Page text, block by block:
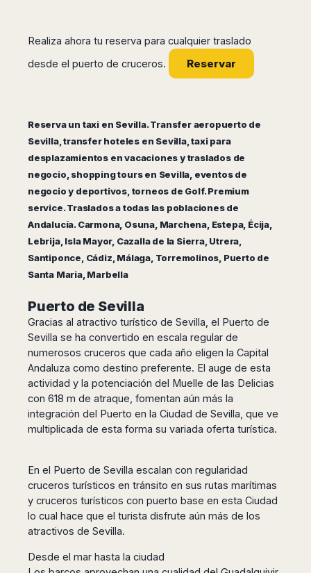
Birmingham
Glasgow
Manchester
Nottingham
Southampton
Ireland
Cork
Dublin
Galway
France
Paris
Bordeaux
Lille
Marseille
Montpellier
Tolouse
Germany
Berlin
Stuttgart
Dortmund
Bonn
Palermo
Trapani
Poland
Gdańsk
Katowice
Kraków
Łódź
Warszawa
Wrocław
Lisbon
Porto
Faro
Morocco
Marrakech
Casablanca
Agadir
Essaouira
China
Beijing
Guangzhou
Pogdorica
Moscow
St
Petersburg
Split
Zagreb
Dubrovnik
Pula
Rijeka
Zadar
Ljubijana
Sarajevo
Tuzla
Maribor
Novo
Mesto
Sofia
Australia
Melbourne
Adelaide
Perth
Brisbane
Gold
Canberra
Cam
Da
Lat
Ho
Chu
Minh
Bacolod
Lapu-
Lapu
Hong
Kong
Singapore
Bali
Penang
/
George
Town
Kuching
Kinabalu
Oakland
Pittsburgh
Toronto
Vancouver
Montreal
Mexico
Monterrey
Mexico
City
Toluca
José
del
Cabo
Guadalajara
Cancún
Mérida
Argentina
Buenos
Bariloche
Puerto
Brasil
Realiza ahora tu reserva para cualquier traslado
desde el puerto de cruceros.
Reservar
Reserva un taxi en Sevilla. Transfer aeropuerto de
Sevilla, transfer hoteles en Sevilla, taxi para
desplazamientos en vacaciones y traslados de
negocio, shopping tours en Sevilla, eventos de
negocio y deportivos, torneos de Golf. Premium
service. Traslados a todas las poblaciones de
Andalucía. Carmona, Osuna, Marchena, Estepa, Écija,
Lebrija, Isla Mayor, Cazalla de la Sierra, Utrera,
Santiponce, Cádiz, Málaga, Torremolinos, Puerto de
Santa Maria, Marbella
Puerto de Sevilla
Gracias al atractivo turístico de Sevilla, el Puerto de
Sevilla se ha convertido en escala regular de
numerosos cruceros que cada año eligen la Capital
Andaluza como destino preferente. El auge de esta
actividad y la potenciación del Muelle de las Delicias
con 618 m de atraque, fomentan aún más la
integración del Puerto en la Ciudad de Sevilla, que ve
multiplicada de esta forma su variada oferta turística.
En el Puerto de Sevilla escalan con regularidad
cruceros turísticos en tránsito en sus rutas marítimas
y cruceros turísticos con puerto base en esta Ciudad
lo cual hace que el turista disfrute aún más de los
atractivos de Sevilla.
Desde el mar hasta la ciudad